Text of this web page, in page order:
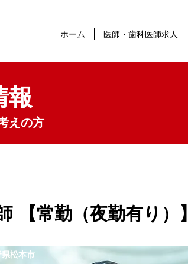
ホーム 医師・歯科医師求人
報
えの方
【常勤（夜勤有り）】
松本市